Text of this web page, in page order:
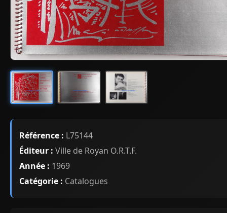
Référence : L75144
Éditeur : Ville de Royan O.R.T.F.
Année : 1969
Catégorie : Catalogues